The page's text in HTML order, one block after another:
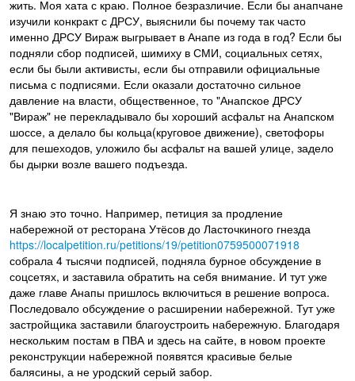
жить. Моя хата с краю. Полное безразличие. Если бы анапчане
изучили конкракт с ДРСУ, выяснили бы почему так часто
именно ДРСУ Вираж выгрывает в Анапе из года в год? Если бы
подняли сбор подписей, шимиху в СМИ, социальных сетях,
если бы были активисты, если бы отправили официальные
письма с подписями. Если оказали достаточно сильное
давление на власти, общественное, то "Анапское ДРСУ
"Вираж" не перекладывало бы хороший асфальт на Анапском
шоссе, а делало бы кольца(круговое движение), светофоры
для пешеходов, уложило бы асфальт на вашей улице, задело
бы дырки возле вашего подъезда.
Я знаю это точно. Например, петиция за продление
набережной от ресторана Утёсов до Ласточкиного гнезда
https://localpetition.ru/petitions/19/petition0759500071918
собрала 4 тысячи подписей, подняла бурное обсуждение в
соцсетях, и заставила обратить на себя внимание. И тут уже
даже главе Анапы пришлось включиться в решение вопроса.
Последовало обсуждение о расширении набережной. Тут уже
застройщика заставили благоустроить набережную. Благодаря
нескольким постам в ПВА и здесь на сайте, в новом проекте
реконструкции набережной появятся красивые белые
балясины, а не уродский серый забор.